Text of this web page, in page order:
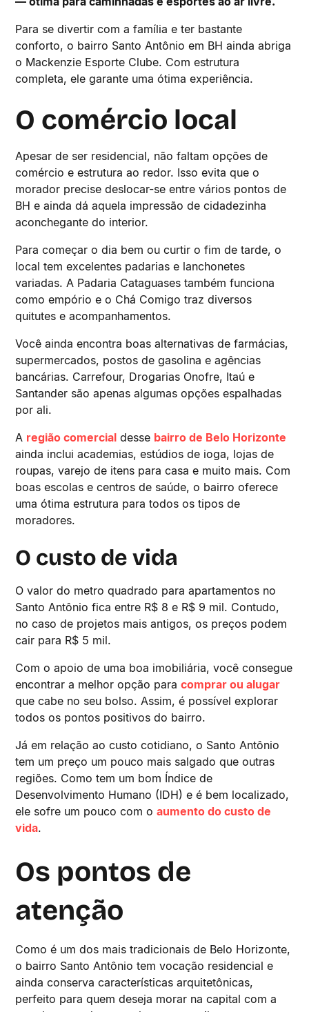
Para se divertir com a família e ter bastante
conforto, o bairro Santo Antônio em BH ainda abriga
o Mackenzie Esporte Clube. Com estrutura
completa, ele garante uma ótima experiência.
O comércio local
Apesar de ser residencial, não faltam opções de
comércio e estrutura ao redor. Isso evita que o
morador precise deslocar-se entre vários pontos de
BH e ainda dá aquela impressão de cidadezinha
aconchegante do interior.
Para começar o dia bem ou curtir o fim de tarde, o
local tem excelentes padarias e lanchonetes
variadas. A Padaria Cataguases também funciona
como empório e o Chá Comigo traz diversos
quitutes e acompanhamentos.
Você ainda encontra boas alternativas de farmácias,
supermercados, postos de gasolina e agências
bancárias. Carrefour, Drogarias Onofre, Itaú e
Santander são apenas algumas opções espalhadas
por ali.
A região comercial desse bairro de Belo Horizonte
ainda inclui academias, estúdios de ioga, lojas de
roupas, varejo de itens para casa e muito mais. Com
boas escolas e centros de saúde, o bairro oferece
uma ótima estrutura para todos os tipos de
moradores.
O custo de vida
O valor do metro quadrado para apartamentos no
Santo Antônio fica entre R$ 8 e R$ 9 mil. Contudo,
no caso de projetos mais antigos, os preços podem
cair para R$ 5 mil.
Com o apoio de uma boa imobiliária, você consegue
encontrar a melhor opção paracomprar ou alugar
que cabe no seu bolso. Assim, é possível explorar
todos os pontos positivos do bairro.
Já em relação ao custo cotidiano, o Santo Antônio
tem um preço um pouco mais salgado que outras
regiões. Como tem um bom Índice de
Desenvolvimento Humano (IDH) e é bem localizado,
ele sofre um pouco com oaumento do custo de
vida.
Os pontos de
atenção
Como é um dos mais tradicionais de Belo Horizonte,
o bairro Santo Antônio tem vocação residencial e
ainda conserva características arquitetônicas,
perfeito para quem deseja morar na capital com a